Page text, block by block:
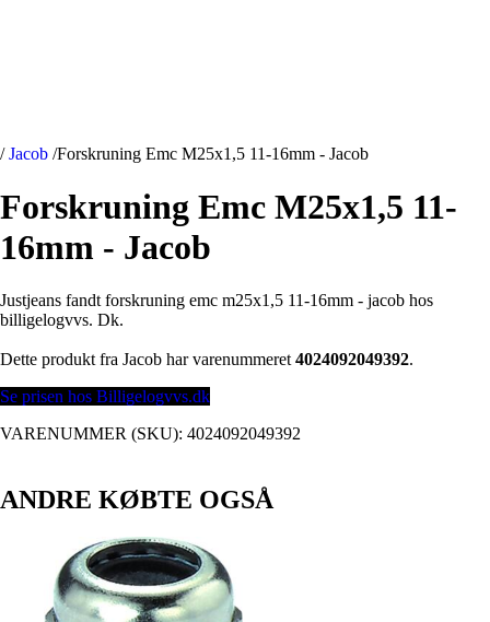
/ Jacob /Forskruning Emc M25x1,5 11-16mm - Jacob
Forskruning Emc M25x1,5 11-
16mm - Jacob
Justjeans fandt forskruning emc m25x1,5 11-16mm - jacob hos
billigelogvvs. Dk.
Dette produkt fra Jacob har varenummeret 4024092049392.
Se prisen hos Billigelogvvs.dk
VARENUMMER (SKU): 4024092049392
ANDRE KØBTE OGSÅ